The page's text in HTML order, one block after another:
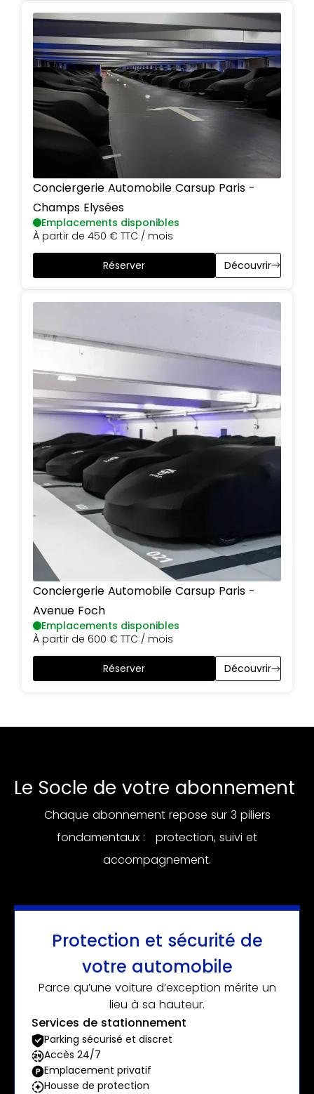
Conciergerie Automobile Carsup Paris -
Champs Elysées
Emplacements disponibles
À partir de 450 € TTC / mois
Réserver Découvrir
Conciergerie Automobile Carsup Paris -
Avenue Foch
Emplacements disponibles
À partir de 600 € TTC / mois
Réserver Découvrir
Le Socle de votre abonnement
Chaque abonnement repose sur 3 piliers
fondamentaux : protection, suivi et
accompagnement.
Protection et sécurité de
votre automobile
Parce qu’une voiture d’exception mérite un
lieu à sa hauteur.
Services de stationnement
Parking sécurisé et discret
Accès 24/7
Emplacement privatif
Housse de protection